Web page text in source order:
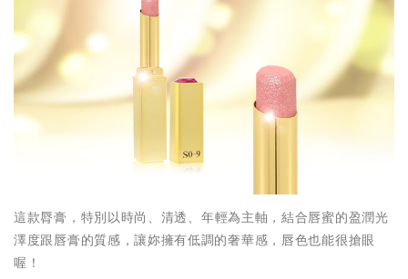
這款脣膏，特別以時尚、清透、年輕為主軸，結合唇蜜的盈潤光
澤度跟唇膏的質感，讓妳擁有低調的奢華感，唇色也能很搶眼
喔！